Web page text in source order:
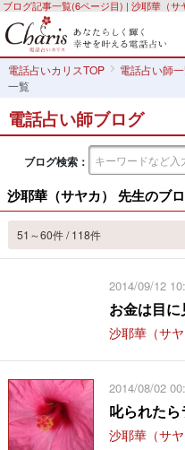
ブログ記事一覧(6ページ目) | 沙耶華（サ
電話占いカリスTOP 電話占い師
一覧
電話占い師ブログ
ブログ検索：
沙耶華（サヤカ） 先生のブ
51～60件 / 118件
2014/09/12
お金は目
沙耶華（サ
2014/08/02
叱られた
沙耶華（サ